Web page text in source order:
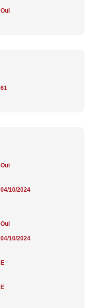
Oui
61
Oui
04/10/2024
Oui
04/10/2024
E
E